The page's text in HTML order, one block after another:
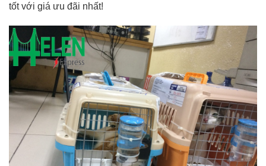
tốt với giá ưu đãi nhất!